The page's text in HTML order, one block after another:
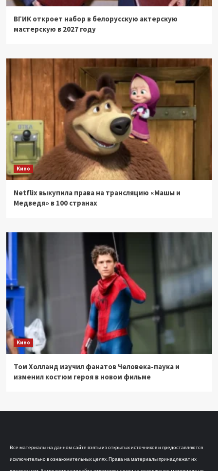
ВГИК откроет набор в белорусскую актерскую
мастерскую в 2027 году
Кино
Netflix выкупила права на трансляцию «Машы и
Медведя» в 100 странах
Кино
Том Холланд изучил фанатов Человека-паука и
изменил костюм героя в новом фильме
Все материалы на данном сайте взяты из открытых источников и предоставляются
исключительно в ознакомительных целях. Права на материалы принадлежат их